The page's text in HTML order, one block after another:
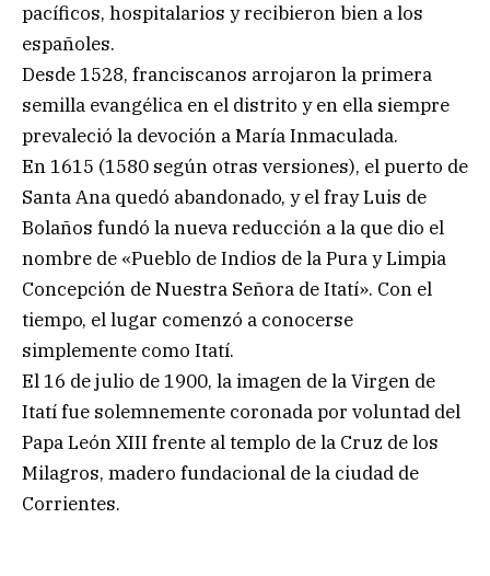
pacíficos, hospitalarios y recibieron bien a los
españoles.
Desde 1528, franciscanos arrojaron la primera
semilla evangélica en el distrito y en ella siempre
prevaleció la devoción a María Inmaculada.
En 1615 (1580 según otras versiones), el puerto de
Santa Ana quedó abandonado, y el fray Luis de
Bolaños fundó la nueva reducción a la que dio el
nombre de «Pueblo de Indios de la Pura y Limpia
Concepción de Nuestra Señora de Itatí». Con el
tiempo, el lugar comenzó a conocerse
simplemente como Itatí.
El 16 de julio de 1900, la imagen de la Virgen de
Itatí fue solemnemente coronada por voluntad del
Papa León XIII frente al templo de la Cruz de los
Milagros, madero fundacional de la ciudad de
Corrientes.